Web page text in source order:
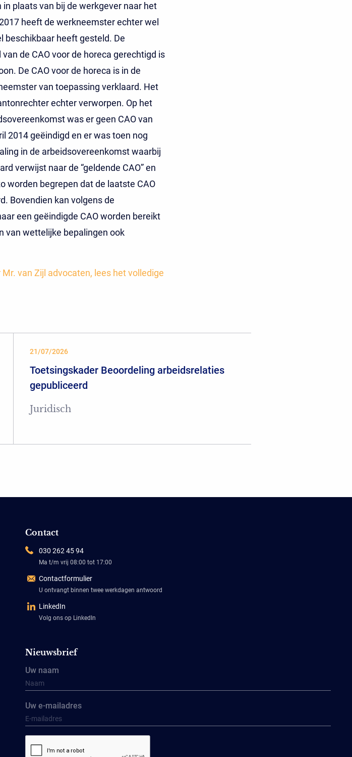
plaats van bij de werkgever naar het
heeft de werkneemster echter wel
beschikbaar heeft gesteld. De
de CAO voor de horeca gerechtigd is
De CAO voor de horeca is in de
van toepassing verklaard. Het
echter verworpen. Op het
was er geen CAO van
2014 geëindigd en er was toen nog
in de arbeidsovereenkomst waarbij
verwijst naar de “geldende CAO” en
worden begrepen dat de laatste CAO
Bovendien kan volgens de
een geëindigde CAO worden bereikt
van wettelijke bepalingen ook
van Zijl advocaten, lees het volledige
21/07/2026
Toetsingskader Beoordeling arbeidsrelaties
gepubliceerd
Juridisch
Contact
030 262 45 94
Ma t/m vrij 08:00 tot 17:00
Contactformulier
U ontvangt binnen twee werkdagen antwoord
LinkedIn
Volg ons op LinkedIn
Nieuwsbrief
Uw naam
Uw e-mailadres